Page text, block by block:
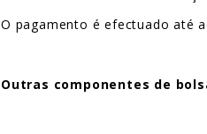
O pagamento é efectuado até
Outras componentes de